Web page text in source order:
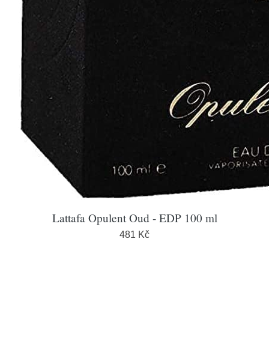
Lattafa Opulent Oud - EDP 100 ml
481 Kč